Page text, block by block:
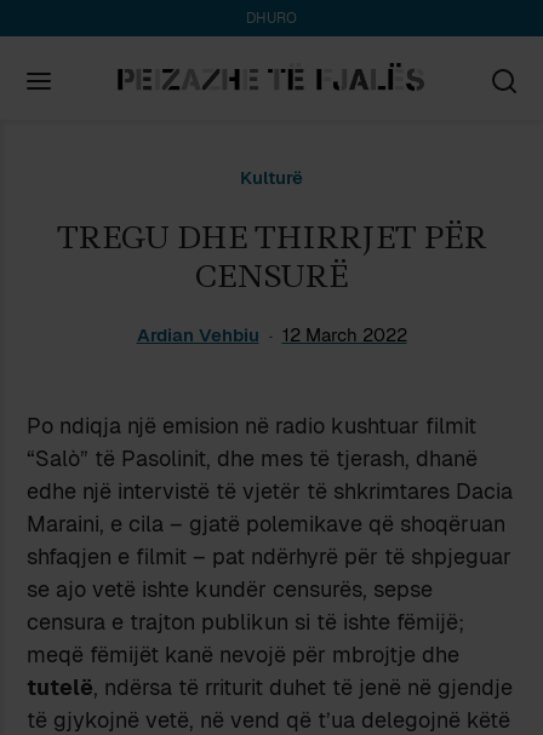
DHURO
Kulturë
TREGU DHE THIRRJET PËR
CENSURË
Ardian Vehbiu 12 March 2022
Po ndiqja një emision në radio kushtuar filmit
“Salò” të Pasolinit, dhe mes të tjerash, dhanë
edhe një intervistë të vjetër të shkrimtares Dacia
Maraini, e cila – gjatë polemikave që shoqëruan
shfaqjen e filmit – pat ndërhyrë për të shpjeguar
se ajo vetë ishte kundër censurës, sepse
censura e trajton publikun si të ishte fëmijë;
meqë fëmijët kanë nevojë për mbrojtje dhe
tutelë, ndërsa të rriturit duhet të jenë në gjendje
të gjykojnë vetë, në vend që t’ua delegojnë këtë